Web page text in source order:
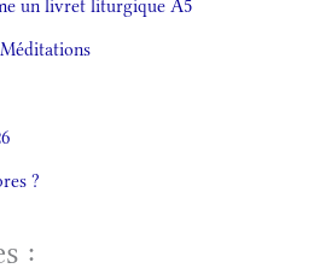
un livret liturgique A5
?
: